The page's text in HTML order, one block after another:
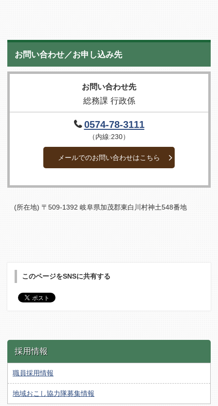
お問い合わせ／お申し込み先
お問い合わせ先
総務課 行政係
0574-78-3111
（内線:230）
メールでのお問い合わせはこちら
(所在地) 〒509-1392 岐阜県加茂郡東白川村神土548番地
このページをSNSに共有する
採用情報
職員採用情報
地域おこし協力隊募集情報